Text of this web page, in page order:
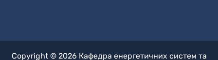
Copyright © 2026 Кафедра енергетичних систем та